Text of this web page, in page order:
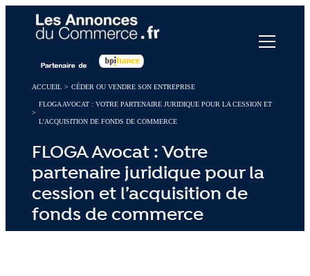
ACCUEIL > CÉDER OU VENDRE SON ENTREPRISE
>
FLOGA AVOCAT : VOTRE PARTENAIRE JURIDIQUE POUR LA CESSION ET
L’ACQUISITION DE FONDS DE COMMERCE
FLOGA Avocat : Votre
partenaire juridique pour la
cession et l’acquisition de
fonds de commerce
Panneau de gestion des cookies